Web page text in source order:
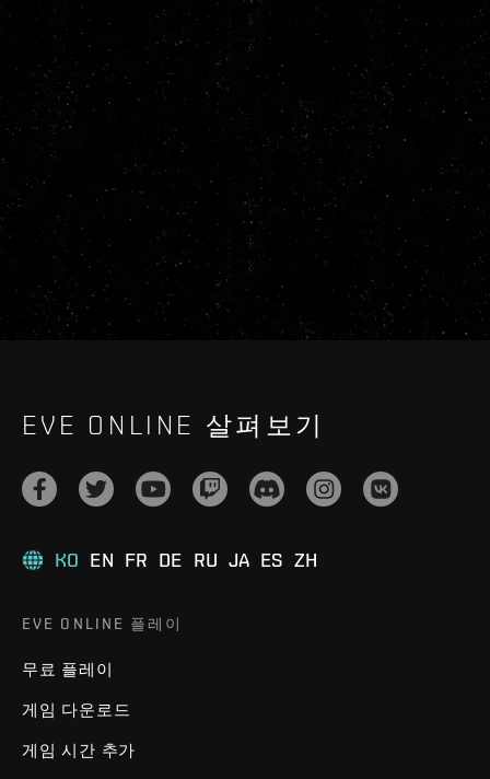
EVE ONLINE 살펴보기
KO EN FR DE RU JA ES ZH
EVE ONLINE 플레이
무료 플레이
게임 다운로드
게임 시간 추가